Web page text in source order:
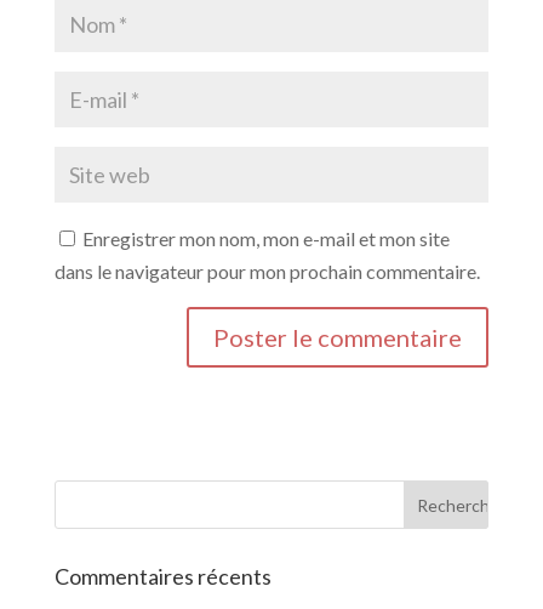
Enregistrer mon nom, mon e-mail et mon site
dans le navigateur pour mon prochain commentaire.
Commentaires récents